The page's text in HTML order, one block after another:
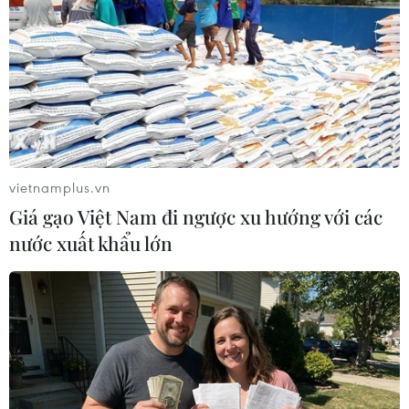
Các cựu Tổng thống nước này Luiz Inácio Lula da Silva
và Dilma Rousseff sẽ phải hầu tòa trong một vụ án tham
nhũng mới với cáo buộc liên minh bất hợp pháp trên cơ
sở đơn tố cáo của cơ quan công tố.
vietnamplus.vn
Giá gạo Việt Nam đi ngược xu hướng với các
nước xuất khẩu lớn